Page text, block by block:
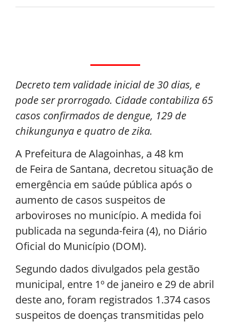
Decreto tem validade inicial de 30 dias, e
pode ser prorrogado. Cidade contabiliza 65
casos confirmados de dengue, 129 de
chikungunya e quatro de zika.
A Prefeitura de Alagoinhas, a 48 km
de Feira de Santana, decretou situação de
emergência em saúde pública após o
aumento de casos suspeitos de
arboviroses no município. A medida foi
publicada na segunda-feira (4), no Diário
Oficial do Município (DOM).
Segundo dados divulgados pela gestão
municipal, entre 1º de janeiro e 29 de abril
deste ano, foram registrados 1.374 casos
suspeitos de doenças transmitidas pelo